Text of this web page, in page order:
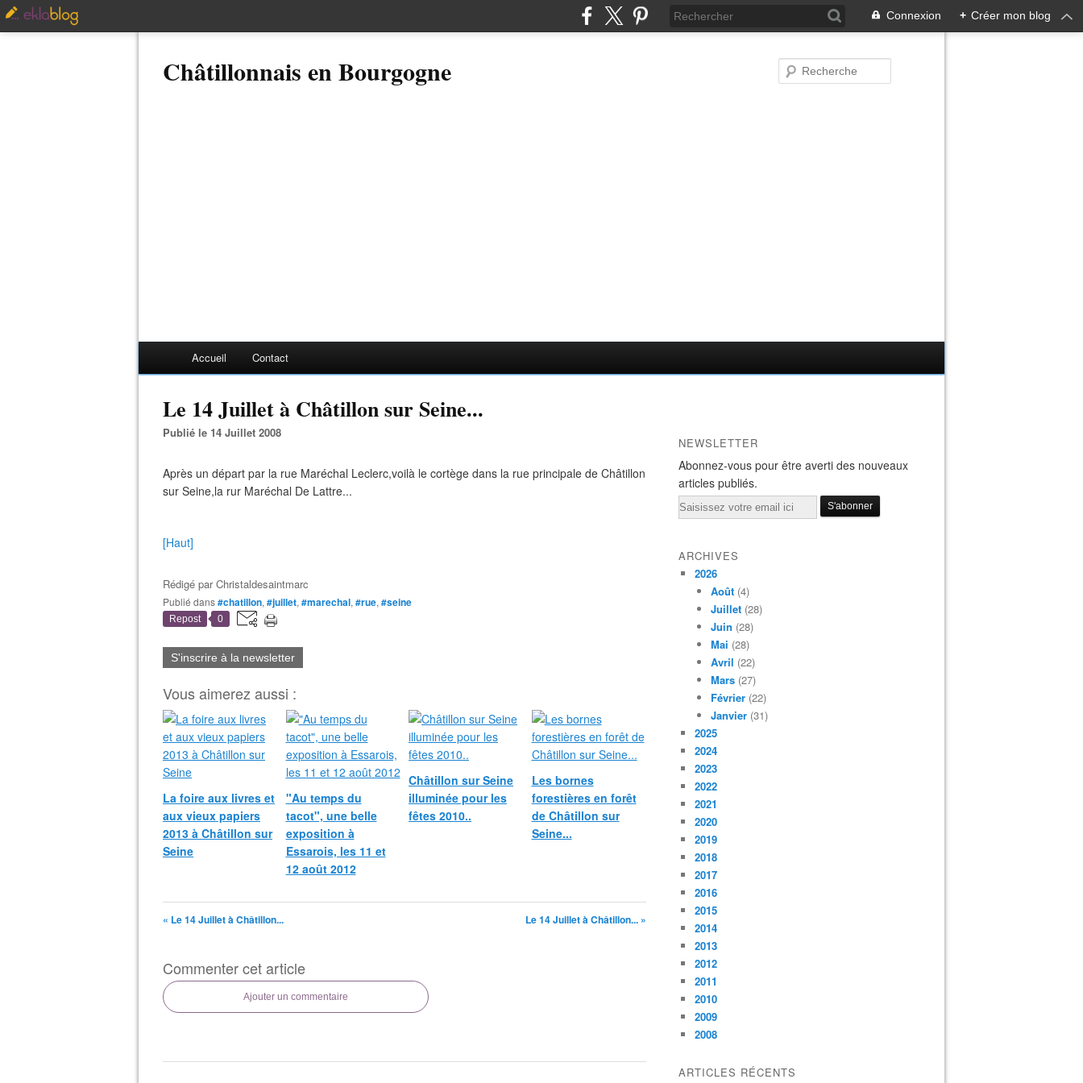
Connexion + Créer mon blog
Châtillonnais en Bourgogne
Accueil Contact
Le 14 Juillet à Châtillon sur Seine...
Publié le 14 Juillet 2008
Après un départ par la rue Maréchal Leclerc,voilà le cortège dans la rue principale de Châtillon
sur Seine,la rur Maréchal De Lattre...
[Haut]
Rédigé parChristaldesaintmarc
Publié dans#chatillon, #juillet, #marechal, #rue, #seine
Repost 0
S'inscrire à la newsletter
Vous aimerez aussi :
La foire aux livres et
aux vieux papiers
2013 à Châtillon sur
Seine
"Au temps du
tacot", une belle
exposition à
Essarois, les 11 et
12 août 2012
Châtillon sur Seine
illuminée pour les
fêtes 2010..
Les bornes
forestières en forêt
de Châtillon sur
Seine...
« Le 14 Juillet à Châtillon... Le 14 Juillet à Châtillon... »
Commenter cet article
Ajouter un commentaire
NEWSLETTER
Abonnez-vous pour être averti des nouveaux
articles publiés.
Email
ARCHIVES
2026
Août (4)
Juillet (28)
Juin (28)
Mai (28)
Avril (22)
Mars (27)
Février (22)
Janvier (31)
2025
2024
2023
2022
2021
2020
2019
2018
2017
2016
2015
2014
2013
2012
2011
2010
2009
2008
ARTICLES RÉCENTS